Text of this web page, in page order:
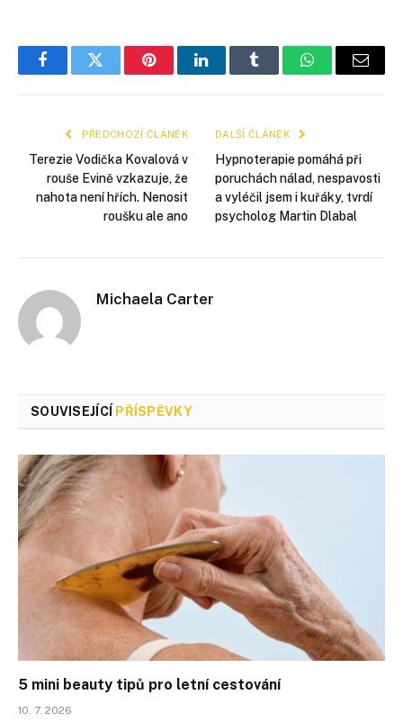
FacebookTwitter PinterestLinkedInTumblr WhatsApp
E-
PŘEDCHOZÍ ČLÁNEK
Terezie Vodička Kovalová v
rouše Evině vzkazuje, že
nahota není hřích. Nenosit
roušku ale ano
DALŠÍ ČLÁNEK
Hypnoterapie pomáhá při
poruchách nálad, nespavosti
a vyléčil jsem i kuřáky, tvrdí
psycholog Martin Dlabal
Michaela Carter
SOUVISEJÍCÍ PŘÍSPĚVKY
5 mini beauty tipů pro letní cestování
10. 7. 2026